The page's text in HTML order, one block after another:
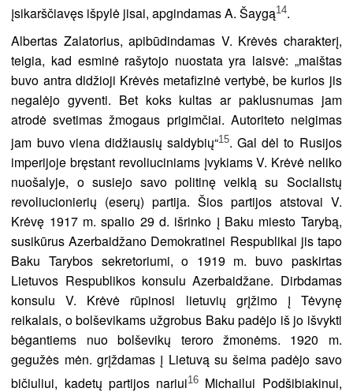
įsikarščiavęs išpylė jisai, apgindamas A. Šaygą14.
Albertas Zalatorius, apibūdindamas V. Krėvės charakterį,
teigia, kad esminė rašytojo nuostata yra laisvė: „maištas
buvo antra didžioji Krėvės metafizinė vertybė, be kurios jis
negalėjo gyventi. Bet koks kultas ar paklusnumas jam
atrodė svetimas žmogaus prigimčiai. Autoriteto neigimas
jam buvo viena didžiausių saldybių“15. Gal dėl to Rusijos
imperijoje bręstant revoliuciniams įvykiams V. Krėvė neliko
nuošalyje, o susiejo savo politinę veiklą su Socialistų
revoliucionierių (eserų) partija. Šios partijos atstovai V.
Krėvę 1917 m. spalio 29 d. išrinko į Baku miesto Tarybą,
susikūrus Azerbaidžano Demokratinei Respublikai jis tapo
Baku Tarybos sekretoriumi, o 1919 m. buvo paskirtas
Lietuvos Respublikos konsulu Azerbaidžane. Dirbdamas
konsulu V. Krėvė rūpinosi lietuvių grįžimo į Tėvynę
reikalais, o bolševikams užgrobus Baku padėjo iš jo išvykti
bėgantiems nuo bolševikų teroro žmonėms. 1920 m.
gegužės mėn. grįždamas į Lietuvą su šeima padėjo savo
bičiuliui, kadetų partijos nariui16 Michailui Podšibiakinui,